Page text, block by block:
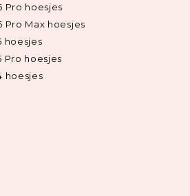
Pro hoesjes
Pro Max hoesjes
hoesjes
Pro hoesjes
hoesjes